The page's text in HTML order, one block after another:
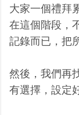
大家一個禮拜
在這個階段，
記錄而已，把
然後，我們再
有選擇，設定